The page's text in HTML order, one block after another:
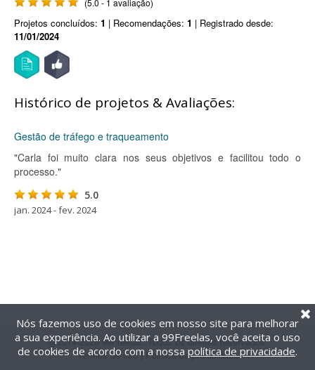
(5.0 - 1 avaliação)
Projetos concluídos: 1 | Recomendações: 1 | Registrado desde:
11/01/2024
Histórico de projetos & Avaliações:
Gestão de tráfego e traqueamento
"Carla foi muito clara nos seus objetivos e facilitou todo o
processo."
5.0
jan. 2024 - fev. 2024
@2014-2026 99Freelas. Todos os direitos reservados.
Termos de uso| Política de privacidade
Nós fazemos uso de cookies em nosso site para melhorar
a sua experiência. Ao utilizar a 99Freelas, você aceita o uso
de cookies de acordo com a nossa política de privacidade.